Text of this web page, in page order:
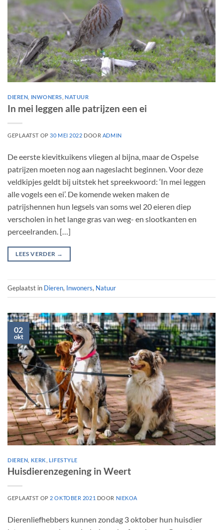
DIEREN INWONERS ,NATUUR
In mei leggen alle patrijzen een ei
GEPLAATST OP30 MEI 2022 DOOR ADMIN
De eerste kievitkuikens vliegen al bijna, maar de Ospelse
patrijzen moeten nog aan nageslacht beginnen. Voor deze
veldkipjes geldt bij uitstek het spreekwoord: ‘In mei leggen
alle vogels een ei’. De komende weken maken de
patrijshennen hun legsels van soms wel 20 eieren diep
verscholen in het lange gras van weg- en slootkanten en
perceelranden. […]
LEES VERDER →
Geplaatst in Dieren, Inwoners, Natuur
02
okt
DIEREN KERK LIFESTYLE
Huisdierenzegening in Weert
GEPLAATST OP 2 OKTOBER 2021 DOOR NIEKOA
Dierenliefhebbers kunnen zondag 3 oktober hun huisdier